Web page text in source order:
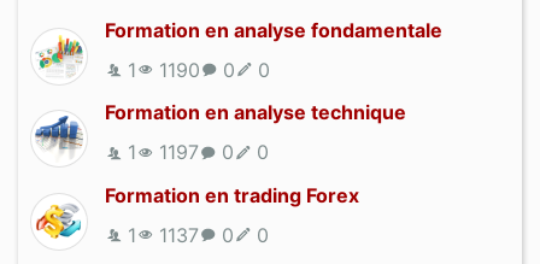
Formation en analyse fondamentale
1
1190 0
0
Formation en analyse technique
1
1197 0
0
Formation en trading Forex
1
1137 0
0